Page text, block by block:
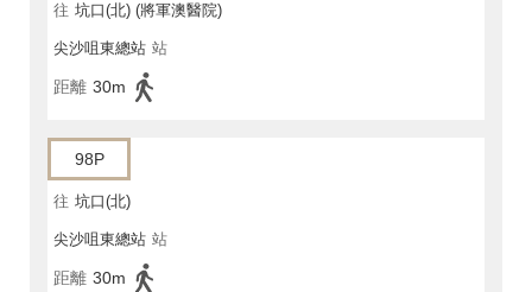
往 坑口(北) (將軍澳醫院)
尖沙咀東總站 站
距離 30m
98P
往 坑口(北)
尖沙咀東總站 站
距離 30m